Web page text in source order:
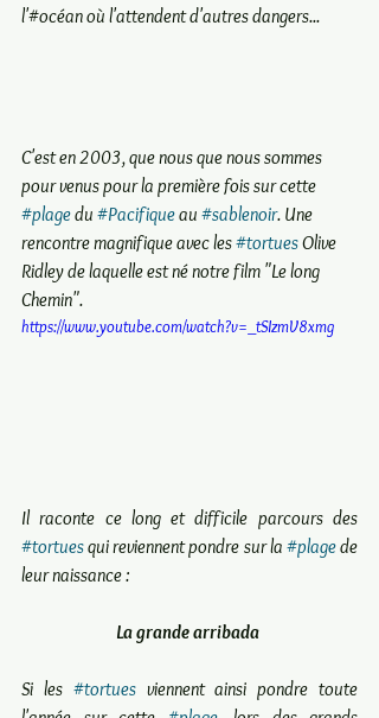
l'#océan où l'attendent d'autres dangers...
C'est en 2003, que nous que nous sommes
pour venus pour la première fois sur cette
#plage du #Pacifique au #sablenoir. Une
rencontre magnifique avec les #tortues Olive
Ridley de laquelle est né notre film "Le long
Chemin".
https://www.youtube.com/watch?v=_tSIzmV8xmg
#tortues qui reviennent pondre sur la #plage de
leur naissance :
La grande arribada
Si les #tortues viennent ainsi pondre toute